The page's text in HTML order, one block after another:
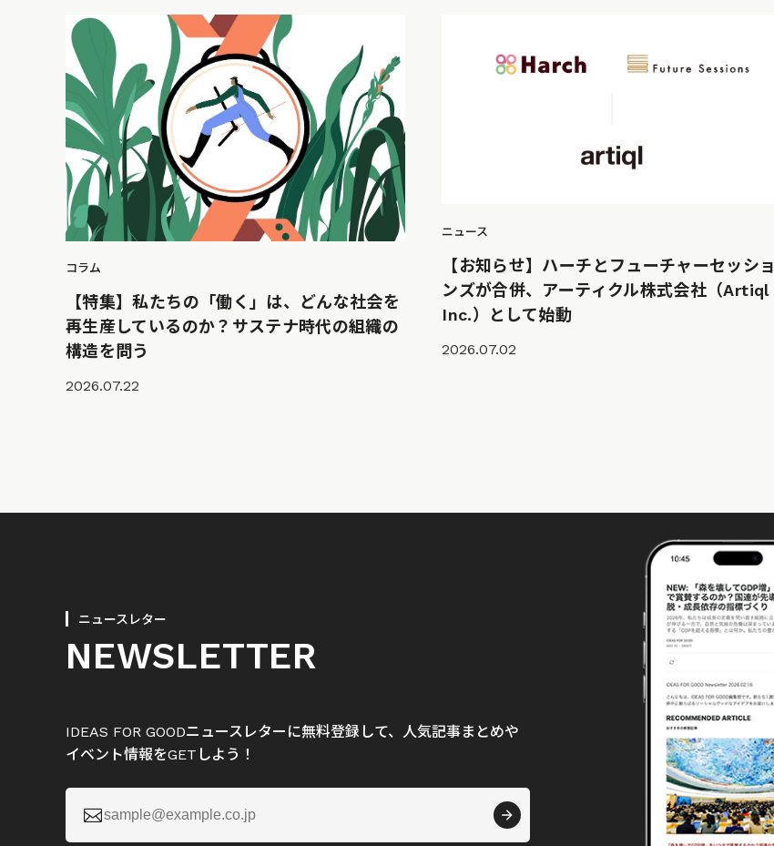
コラム
【特集】私たちの「働く」は、どんな社会を
再生産しているのか？サステナ時代の組織の
構造を問う
2026.07.22
ニュース
【お知らせ】ハーチとフューチャーセッショ
ンズが合併、アーティクル株式会社（Artiql
Inc.）として始動
2026.07.02
ニュースレター
NEWSLETTER
IDEAS FOR GOODニュースレターに無料登録して、人気記事まとめや
イベント情報をGETしよう！
